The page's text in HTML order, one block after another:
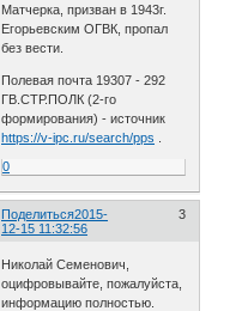
Матчерка, призван в 1943г.
Егорьевским ОГВК, пропал
без вести.
Полевая почта 19307 - 292
ГВ.СТР.ПОЛК (2-го
формирования) - источник
https://v-ipc.ru/search/pps
0
Поделиться 3
2015-
12-15 11:32:56
Николай Семенович,
оцифровывайте, пожалуйста,
информацию полностью.